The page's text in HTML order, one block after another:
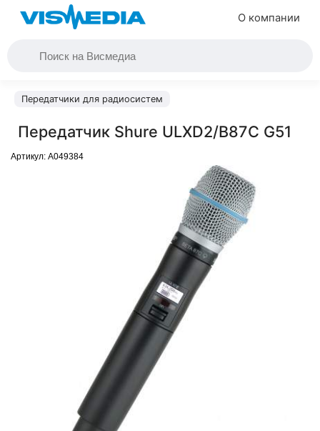
О компании
Передатчики для радиосистем
Передатчик Shure ULXD2/B87C G51
Артикул: A049384